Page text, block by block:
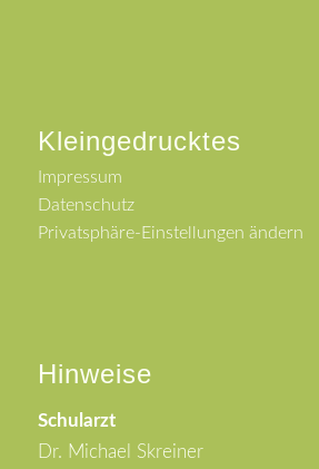
Kleingedrucktes
Impressum
Datenschutz
Privatsphäre-Einstellungen ändern
Hinweise
Schularzt
Dr. Michael Skreiner